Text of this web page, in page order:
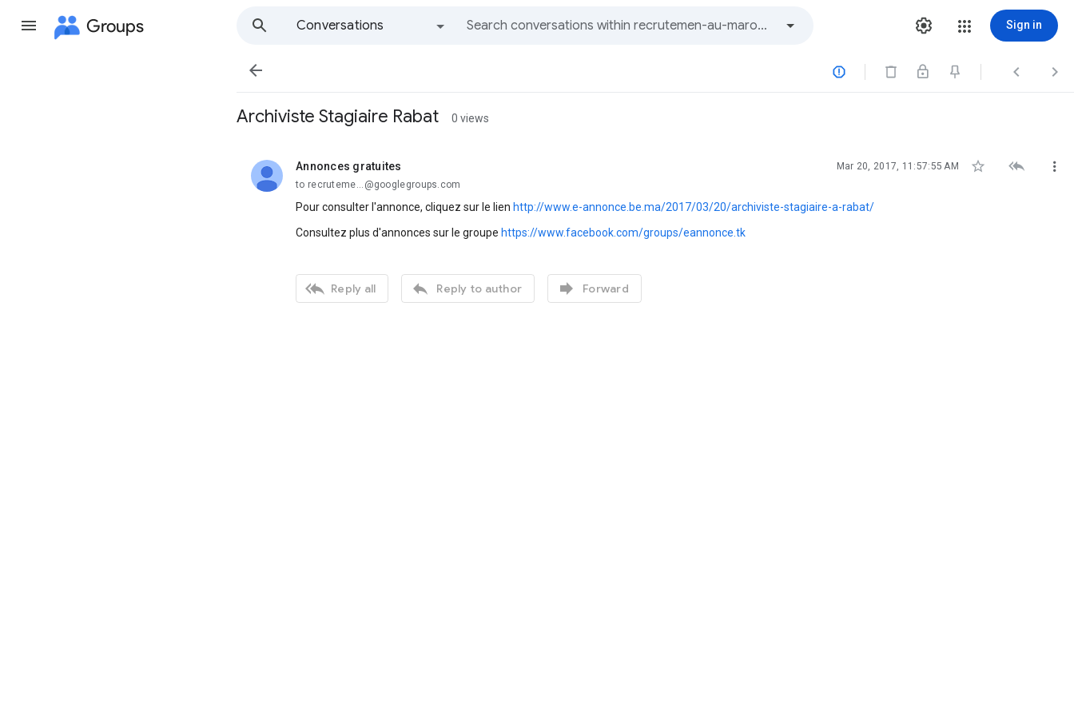
Groups
Conversations
Sign in
   
Archiviste Stagiaire Rabat 0 views
Annonces gratuites
unread, Mar 20, 2017, 11:57:55 AM   
to recruteme...@googlegroups.com
Pour consulter l'annonce, cliquez sur le lien http://www.e-annonce.be.ma/2017/03/20/archiviste-stagiaire-a-rabat/
Consultez plus d'annonces sur le groupe https://www.facebook.com/groups/eannonce.tk
 Reply all  Reply to author  Forward